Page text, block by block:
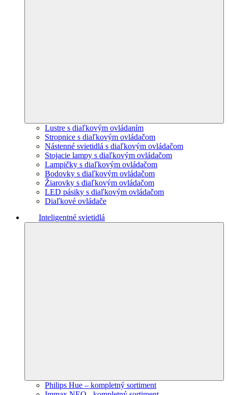
Lustre s diaľkovým ovládaním
Stropnice s diaľkovým ovládačom
Nástenné svietidlá s diaľkovým ovládačom
Stojacie lampy s diaľkovým ovládačom
Lampičky s diaľkovým ovládačom
Bodovky s diaľkovým ovládačom
Žiarovky s diaľkovým ovládačom
LED pásiky s diaľkovým ovládačom
Diaľkové ovládače
Inteligentné svietidlá
Philips Hue – kompletný sortiment